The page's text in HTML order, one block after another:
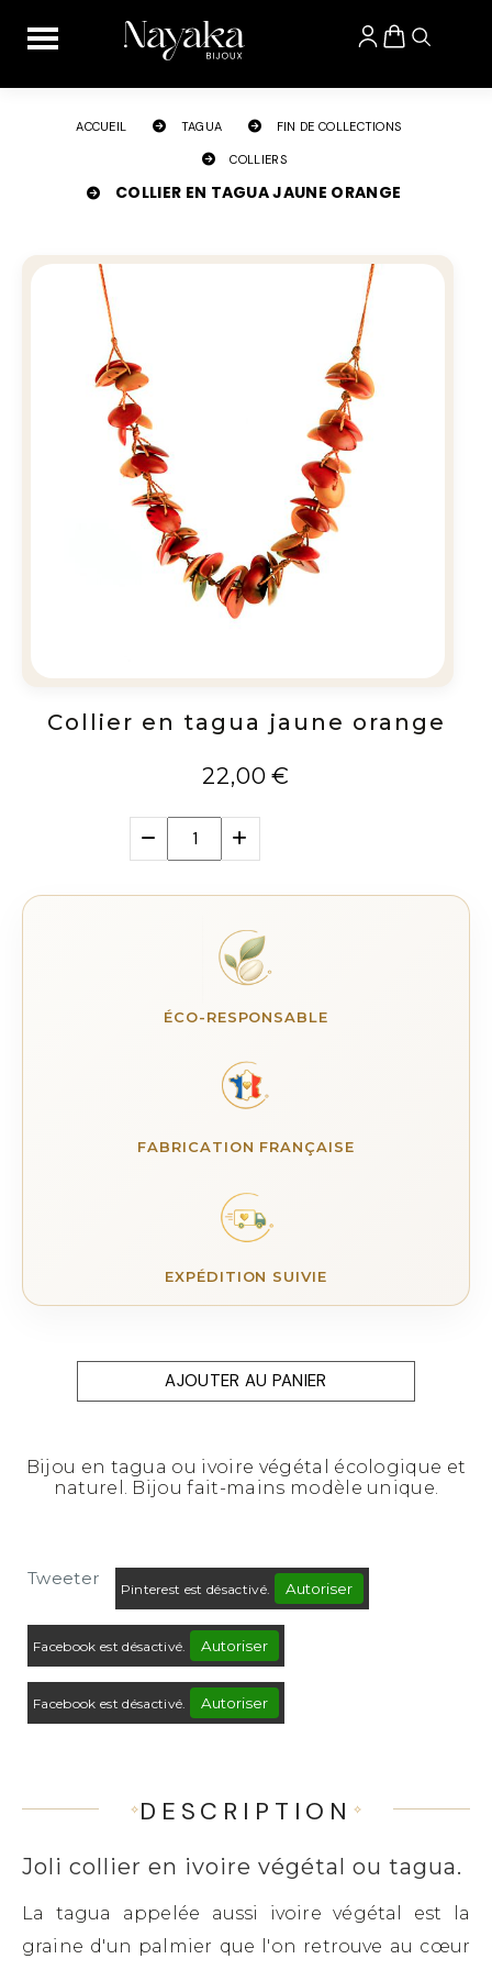
ACCUEIL TAGUA FIN DE COLLECTIONS
COLLIERS
COLLIER EN TAGUA JAUNE ORANGE
Collier en tagua jaune orange
22,00 €
ÉCO-RESPONSABLE
FABRICATION FRANÇAISE
EXPÉDITION SUIVIE
AJOUTER AU PANIER
Bijou en tagua ou ivoire végétal écologique et
naturel. Bijou fait-mains modèle unique.
Tweeter
Pinterest est désactivé. Autoriser
Facebook est désactivé. Autoriser
Facebook est désactivé. Autoriser
DESCRIPTION
Joli collier en ivoire végétal ou tagua.
La tagua appelée aussi ivoire végétal est la
graine d'un palmier que l'on retrouve au cœur